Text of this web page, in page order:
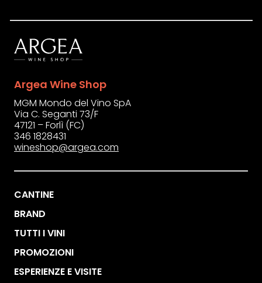
Argea Wine Shop
MGM Mondo del Vino SpA
Via C. Seganti 73/F
47121 – Forlì (FC)
346 1828431
wineshop@argea.com
CANTINE
BRAND
TUTTI I VINI
PROMOZIONI
ESPERIENZE E VISITE